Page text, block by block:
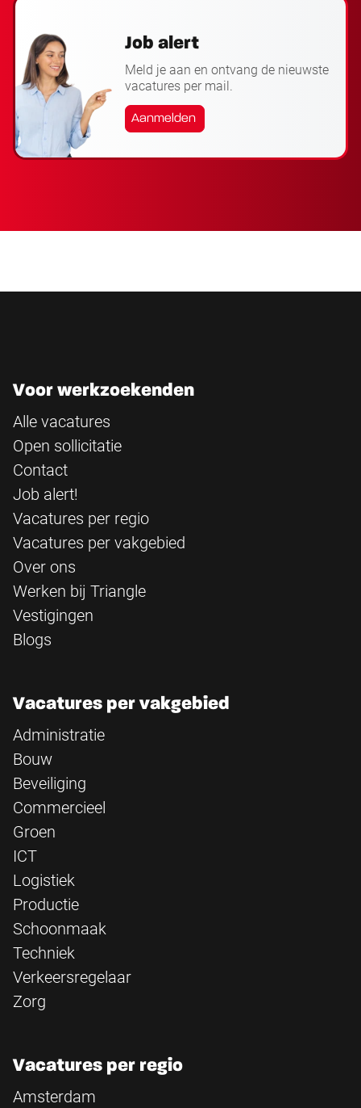
Job alert
Meld je aan en ontvang de nieuwste
vacatures per mail.
Aanmelden
Voor werkzoekenden
Alle vacatures
Open sollicitatie
Contact
Job alert!
Vacatures per regio
Vacatures per vakgebied
Over ons
Werken bij Triangle
Vestigingen
Blogs
Vacatures per vakgebied
Administratie
Bouw
Beveiliging
Commercieel
Groen
ICT
Logistiek
Productie
Schoonmaak
Techniek
Verkeersregelaar
Zorg
Vacatures per regio
Amsterdam